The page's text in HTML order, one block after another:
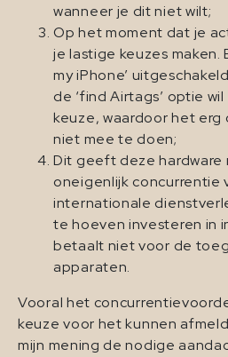
wanneer je dit niet wilt;
Op het moment dat je
je lastige keuzes maken.
my iPhone’
de ‘find Airtags’ optie
keuze, waardoor het erg
niet mee te doen;
Dit geeft deze hardware
oneigenlijk concurrentie
internationale
te hoeven investeren in
betaalt niet voor de
apparaten.
Vooral het
keuze voor het kunnen
mijn mening de nodige